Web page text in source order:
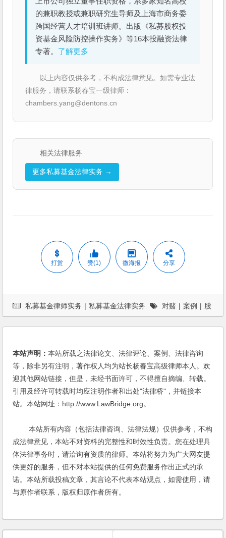
的兼职教授或兼职研究生导师及上海市商务委
跨国经营人才培训班讲师。出版《私募股权投
资基金风险防控操作实务》等16本投融资法律
专著。 了解更多
以上内容仅供参考，不构成法律意见。如需专业法
律服务，请联系杨春宝一级律师：
chambers.yang@dentons.cn
相关法律服务
更多私募基金法律实务 →
打赏 赞(1) 微海报 分享
私募基金律师实务 | 私募基金法律实务 对赌 | 案例 | 股
本站声明：本站所载之法律论文、法律评论、案例、法律咨询
等，除非另有注明，著作权人均为站长杨春宝高级律师本人。欢
迎其他网站链接，但是，未经书面许可，不得擅自摘编、转载。
引用及经许可转载时均应注明作者和出处"法律桥"，并链接本
站。本站网址：http://www.LawBridge.org。
本站所有内容（包括法律咨询、法律法规）仅供参考，不构
成法律意见，本站不对资料的完整性和时效性负责。您在处理具
体法律事务时，请洽询有资质的律师。本站将努力为广大网友提
供更好的服务，但不对本站提供的任何免费服务作出正式的承
诺。本站所载投稿文章，其言论不代表本站观点，如需使用，请
与原作者联系，版权归原作者所有。